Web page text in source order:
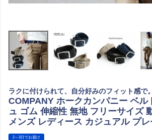
ラクに付けられて、自分好みのフィット感で。
COMPANY ホークカンパニー ベル
ュ ゴム 伸縮性 無地 フリーサイズ
メンズ レディース カジュアル プ
2～3日でお届け